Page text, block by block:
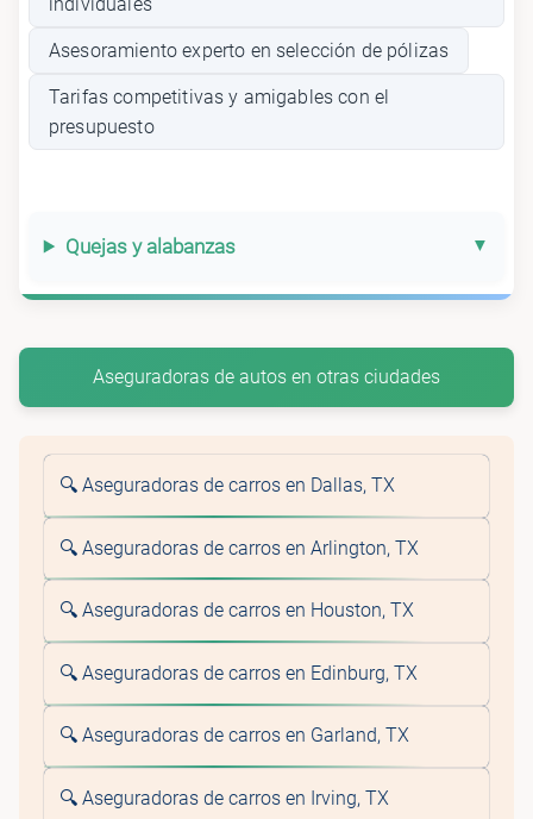
Asesoramiento experto en selección de pólizas
Tarifas competitivas y amigables con el
presupuesto
Quejas y alabanzas
Aseguradoras de autos en otras ciudades
🔍 Aseguradoras de carros en Dallas, TX
🔍 Aseguradoras de carros en Arlington, TX
🔍 Aseguradoras de carros en Houston, TX
🔍 Aseguradoras de carros en Edinburg, TX
🔍 Aseguradoras de carros en Garland, TX
🔍 Aseguradoras de carros en Irving, TX